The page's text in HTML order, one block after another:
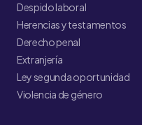
Despido laboral
Herencias y testamentos
Derecho penal
Extranjería
Ley segunda oportunidad
Violencia de género